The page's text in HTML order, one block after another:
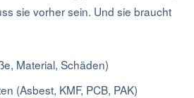
sie vorher sein. Und sie braucht
Material, Schäden)
(Asbest, KMF, PCB, PAK)